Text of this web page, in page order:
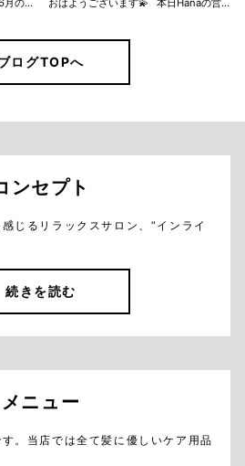
こんにちは💫 奈良場です💫💫 6月の営業日が決まりました！ 6月は3日間と少なめですが、よろしくお願いします☺︎ おはようございます💫 本日Hanaの営業日でしたが お問い合わせがありませんでしたので、 お休みとさせていただきます 6月の営業日も決まり次第お知らせします☺︎
ログTOPへ
ンセプト
じるリラックスサロン、“インライ
続きを読む
メニュー
。当店では全て髪に優しいケア用品